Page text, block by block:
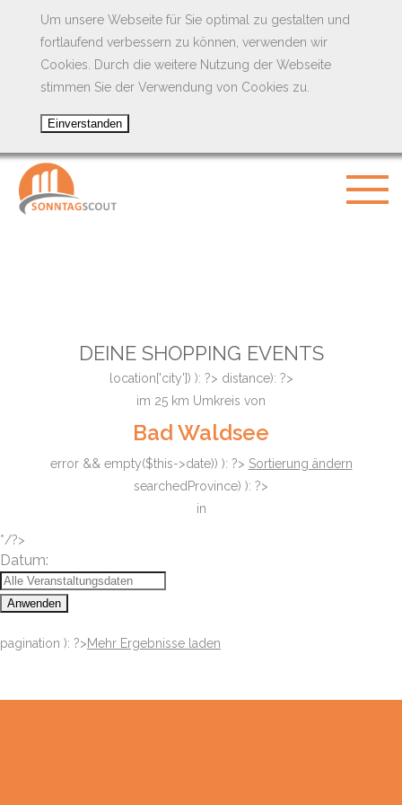
Um unsere Webseite für Sie optimal zu gestalten und
fortlaufend verbessern zu können, verwenden wir
Cookies. Durch die weitere Nutzung der Webseite
stimmen Sie der Verwendung von Cookies zu.
DEINE SHOPPING EVENTS
location['city']) ): ?> distance): ?>
im 25 km Umkreis von
Bad Waldsee
error && empty($this->date)) ): ?> Sortierung ändern
searchedProvince) ): ?>
in
*/?>
Datum:
Anwenden
pagination ): ?>Mehr Ergebnisse laden